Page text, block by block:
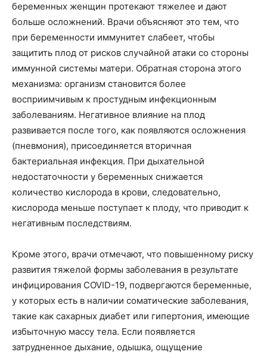
беременных женщин протекают тяжелее и дают
больше осложнений. Врачи объясняют это тем, что
при беременности иммунитет слабеет, чтобы
защитить плод от рисков случайной атаки со стороны
иммунной системы матери. Обратная сторона этого
механизма: организм становится более
восприимчивым к простудным инфекционным
заболеваниям. Негативное влияние на плод
развивается после того, как появляются осложнения
(пневмония), присоединяется вторичная
бактериальная инфекция. При дыхательной
недостаточности у беременных снижается
количество кислорода в крови, следовательно,
кислорода меньше поступает к плоду, что приводит к
негативным последствиям.
Кроме этого, врачи отмечают, что повышенному риску
развития тяжелой формы заболевания в результате
инфицирования COVID-19, подвергаются беременные,
у которых есть в наличии соматические заболевания,
такие как сахарных диабет или гипертония, имеющие
избыточную массу тела. Если появляется
затрудненное дыхание, одышка, ощущение